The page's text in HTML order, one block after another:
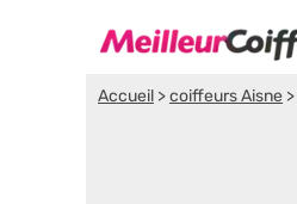
Accueil >coiffeurs Aisne >